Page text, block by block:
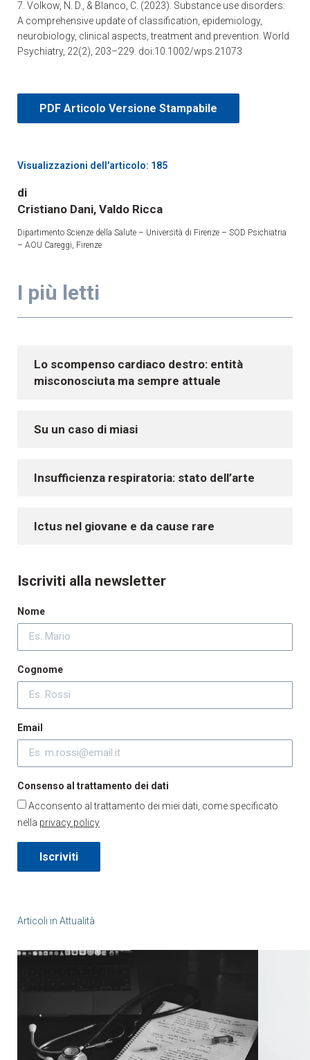
7. Volkow, N. D., & Blanco, C. (2023). Substance use disorders:
A comprehensive update of classification, epidemiology,
neurobiology, clinical aspects, treatment and prevention. World
Psychiatry, 22(2), 203–229. doi:10.1002/wps.21073
PDF Articolo Versione Stampabile
Visualizzazioni dell'articolo: 185
di
Cristiano Dani, Valdo Ricca
Dipartimento Scienze della Salute – Università di Firenze – SOD Psichiatria
– AOU Careggi, Firenze
I più letti
Lo scompenso cardiaco destro: entità
misconosciuta ma sempre attuale
Su un caso di miasi
Insufficienza respiratoria: stato dell’arte
Ictus nel giovane e da cause rare
Iscriviti alla newsletter
Nome
Cognome
Email
Consenso al trattamento dei dati
Acconsento al trattamento dei miei dati, come specificato
nella privacy policy
Iscriviti
Articoli in Attualità